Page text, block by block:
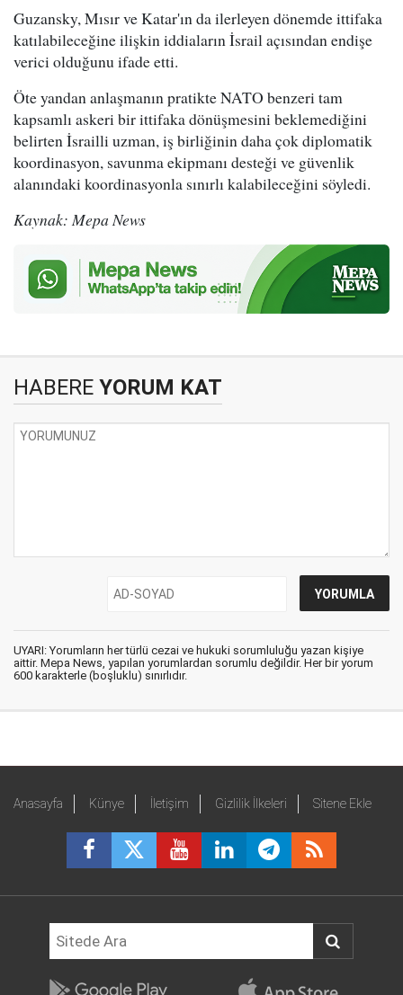
Guzansky, Mısır ve Katar'ın da ilerleyen dönemde ittifaka
katılabileceğine ilişkin iddiaların İsrail açısından endişe
verici olduğunu ifade etti.
Öte yandan anlaşmanın pratikte NATO benzeri tam
kapsamlı askeri bir ittifaka dönüşmesini beklemediğini
belirten İsrailli uzman, iş birliğinin daha çok diplomatik
koordinasyon, savunma ekipmanı desteği ve güvenlik
alanındaki koordinasyonla sınırlı kalabileceğini söyledi.
Kaynak: Mepa News
HABERE YORUM KAT
UYARI: Yorumların her türlü cezai ve hukuki sorumluluğu yazan kişiye
aittir. Mepa News, yapılan yorumlardan sorumlu değildir. Her bir yorum
600 karakterle (boşluklu) sınırlıdır.
Anasayfa Künye İletişim Gizlilik İlkeleri Sitene Ekle